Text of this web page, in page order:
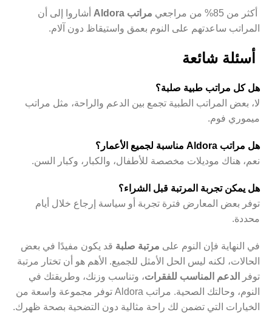
أكثر من 85% من مراجعي مراتب Aldora
أشاروا إلى أن
المراتب ساعدتهم على النوم بعمق واستيقاظ دون آلام.
أسئلة شائعة
هل كل مراتب طبية صلبة؟
لا، بعض المراتب الطبية تجمع بين الدعم والراحة، مثل مراتب
ميموري فوم.
هل مراتب Aldora مناسبة لجميع الأعمار؟
نعم، هناك موديلات مخصصة للأطفال، والكبار، وكبار السن.
هل يمكن تجربة المرتبة قبل الشراء؟
توفر بعض المعارض فترة تجربة أو سياسة إرجاع خلال أيام
محددة.
في النهاية فإن النوم على مرتبة صلبة قد يكون مفيدًا في بعض
الحالات، لكنه ليس الحل الأمثل للجميع. الأهم هو أن تختار مرتبة
توفر
الدعم المناسب للفقرات، وتناسب وزنك، وطريقتك في
النوم، وحالتك الصحية. مراتب Aldora توفر مجموعة واسعة من
الخيارات التي تضمن لك راحة مثالية دون التضحية بصحة ظهرك.